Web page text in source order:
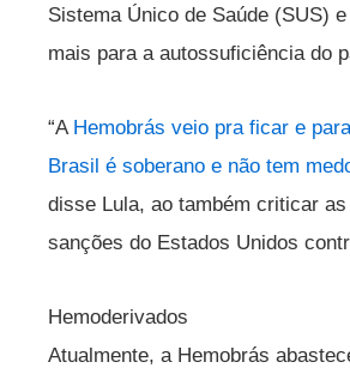
Sistema Único de Saúde (SUS)
mais para a autossuficiência do
“A Hemobrás veio pra ficar e
Brasil é soberano e não tem
disse Lula, ao também criticar
sanções do Estados Unidos
Hemoderivados
Atualmente, a Hemobrás